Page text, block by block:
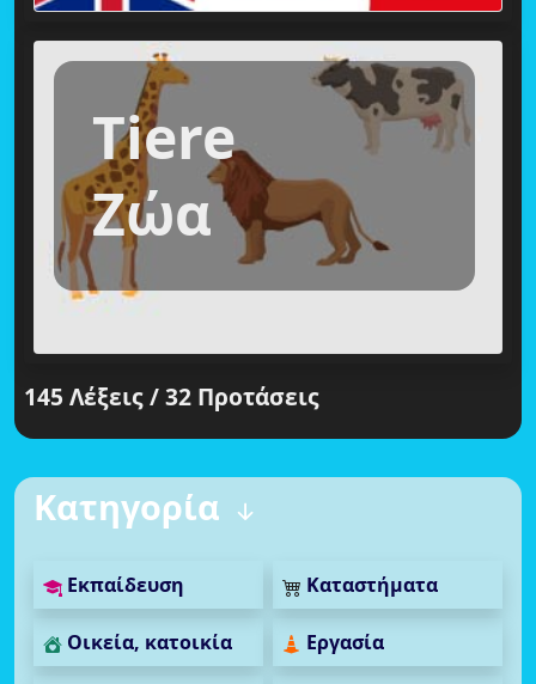
Tiere
Ζώα
145 Λέξεις / 32 Προτάσεις
Κατηγορία
Εκπαίδευση Καταστήματα
Οικεία, κατοικία Εργασία